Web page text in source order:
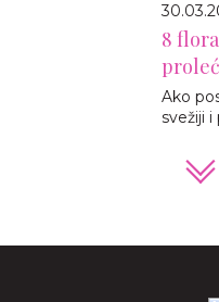
8
Ako
svežiji